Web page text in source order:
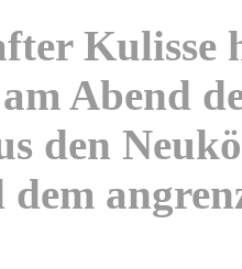
Kulisse
Abend
den
dem